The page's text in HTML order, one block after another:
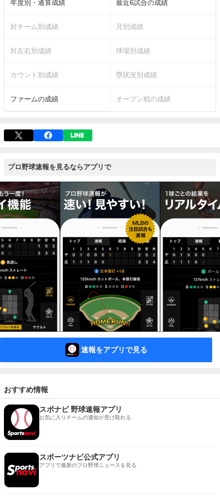
年度別・通算成績 最近6試合の成績
対チーム別成績 月別成績
対左右別成績 球場別成績
カウント別成績 塁状況別成績
ファームの成績 オープン戦の成績
プロ野球速報を見るならアプリで
速報をアプリで見る
おすすめ情報
スポナビ 野球速報アプリ
お気に入りチームの通知が受け取れる
スポーツナビ公式アプリ
アプリで最新のプロ野球ニュースを見る